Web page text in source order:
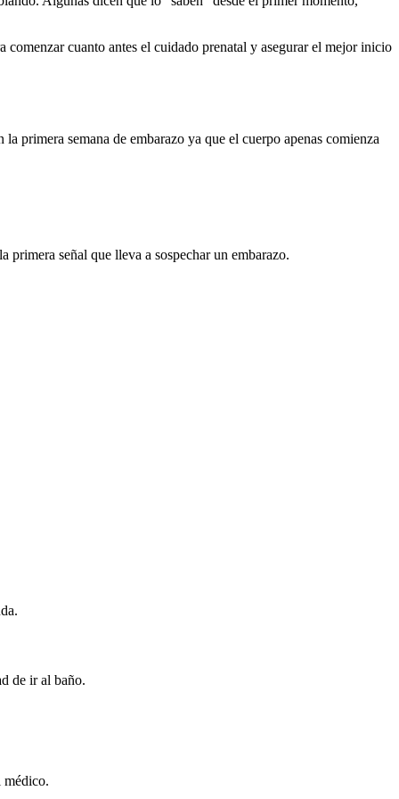
comenzar cuanto antes el cuidado prenatal y asegurar el mejor inicio
primera semana de embarazo ya que el cuerpo apenas comienza
primera señal que lleva a sospechar un embarazo.
de ir al baño.
médico.